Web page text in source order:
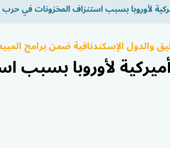
لأوروبا بسبب استنزاف المخزونات في حرب
والدول الإسكندنافية ضمن برامج
لأوروبا بسبب